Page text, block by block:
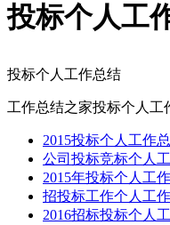
投标个人工
投标个人工作总结
工作总结之家投标个人工
2015投标个人工作
公司投标竞标个人
2015年投标个人工
招投标工作个人工
2016招标投标个人